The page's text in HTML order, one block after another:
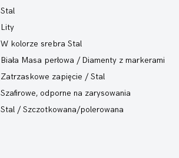
Stal
Lity
W kolorze srebra Stal
Biała Masa perłowa / Diamenty z markerami
Zatrzaskowe zapięcie / Stal
Szafirowe, odporne na zarysowania
Stal / Szczotkowana/polerowana